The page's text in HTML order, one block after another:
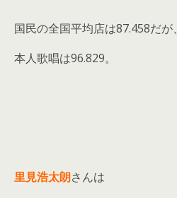
国民の全国平均店は87.458だが、
本人歌唱は96.829。
里見浩太朗さんは